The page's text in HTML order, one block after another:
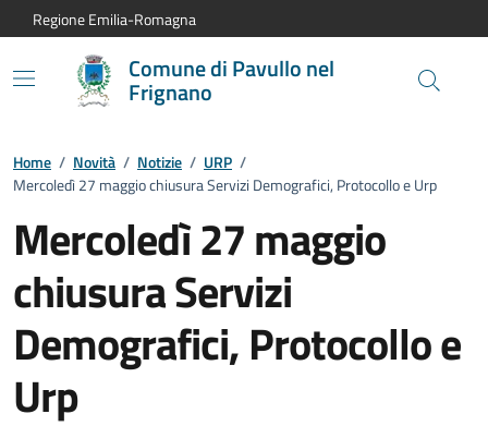
Vai al contenuto principale
Vai alla navigazione del sito
Vai al piede di pagina
Regione Emilia-Romagna
Comune di Pavullo nel
Frignano
Home / Novità / Notizie / URP /
Mercoledì 27 maggio chiusura Servizi Demografici, Protocollo e Urp
Mercoledì 27 maggio
chiusura Servizi
Demografici, Protocollo e
Urp